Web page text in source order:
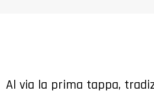
Al via la prima tappa,